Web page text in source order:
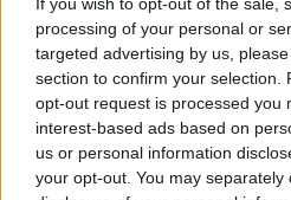
processing of your personal or
targeted advertising by us,
section to confirm your selection.
opt-out request is processed you
interest-based ads based on
us or personal information
your opt-out. You may
Sony
Tamron
12